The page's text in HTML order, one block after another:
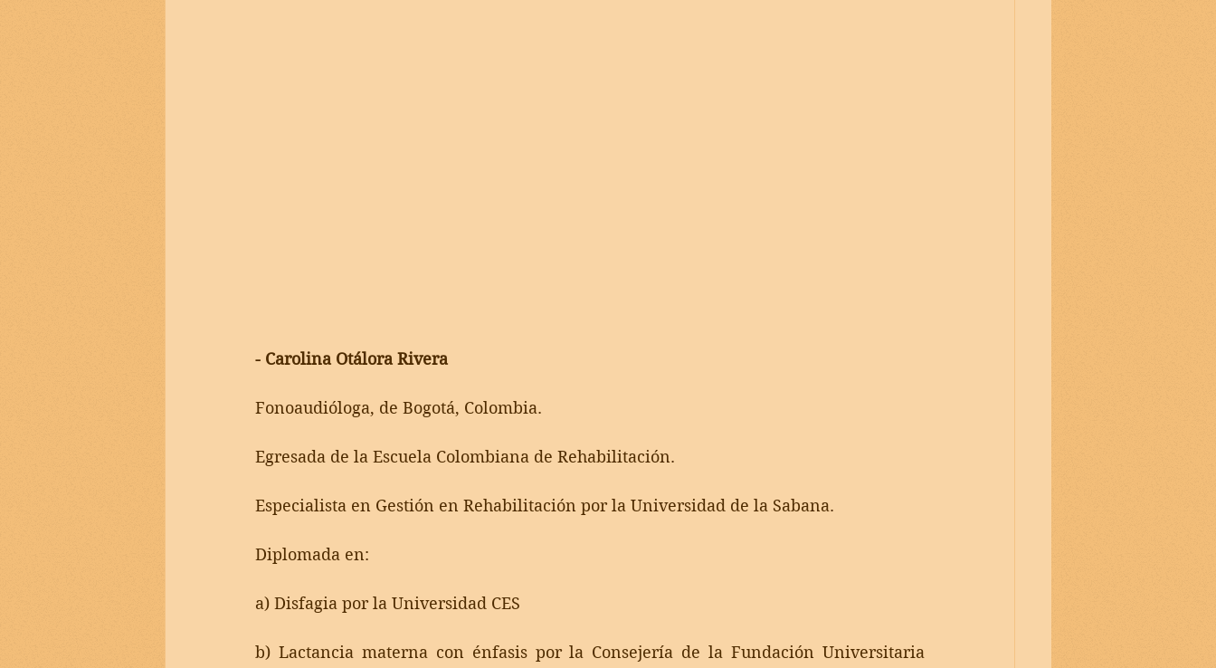
- Carolina Otálora Rivera
Fonoaudióloga, de Bogotá, Colombia.
Egresada de la Escuela Colombiana de Rehabilitación.
Especialista en Gestión en Rehabilitación por la Universidad de la Sabana.
Diplomada en:
a) Disfagia por la Universidad CES
b) Lactancia materna con énfasis por la Consejería de la Fundación Universitaria